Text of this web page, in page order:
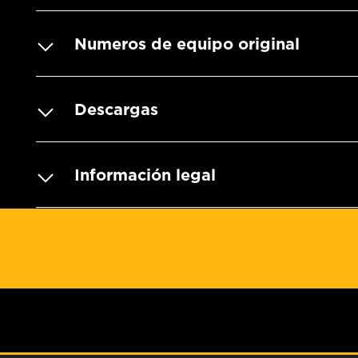
Numeros de equipo original
Descargas
Información legal